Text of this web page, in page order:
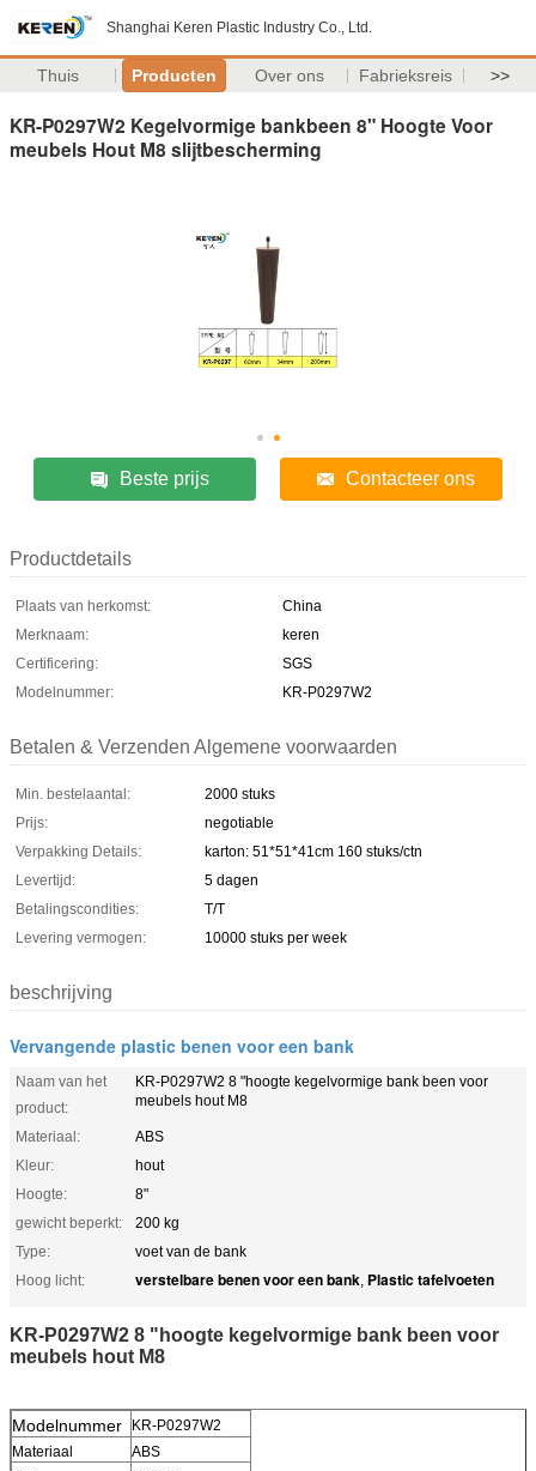
Shanghai Keren Plastic Industry Co., Ltd.
Thuis Producten Over ons Fabrieksreis >>
KR-P0297W2 Kegelvormige bankbeen 8" Hoogte Voor
meubels Hout M8 slijtbescherming
Beste prijs Contacteer ons
Productdetails
Plaats van herkomst:
China
Merknaam:
keren
Certificering:
SGS
Modelnummer:
KR-P0297W2
Betalen & Verzenden Algemene voorwaarden
Min. bestelaantal:
2000 stuks
Prijs:
negotiable
Verpakking Details:
karton: 51*51*41cm 160 stuks/ctn
Levertijd:
5 dagen
Betalingscondities:
T/T
Levering vermogen:
10000 stuks per week
beschrijving
Vervangende plastic benen voor een bank
Naam van het
product:
KR-P0297W2 8 "hoogte kegelvormige bank been voor
meubels hout M8
Materiaal:
ABS
Kleur:
hout
Hoogte:
8"
gewicht beperkt:
200 kg
Type:
voet van de bank
Hoog licht:
verstelbare benen voor een bank, Plastic tafelvoeten
KR-P0297W2 8 "hoogte kegelvormige bank been voor
meubels hout M8
Modelnummer
KR-P0297W2
Materiaal
ABS